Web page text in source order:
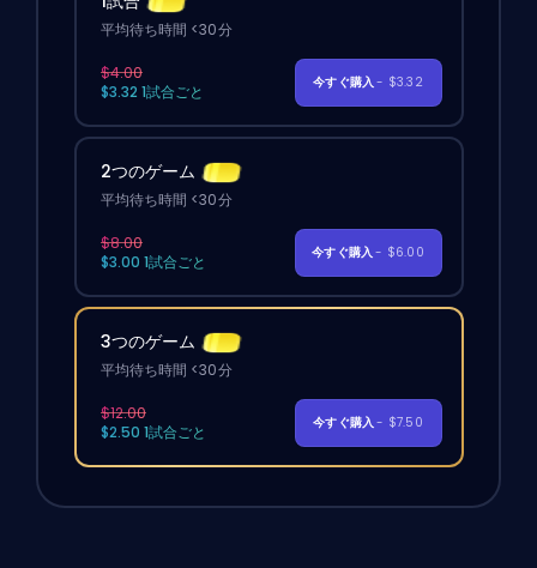
平均待ち時間 <30分
$4.00
$3.32 1試合ごと
今すぐ購入- $3.32
2つのゲーム
平均待ち時間 <30分
$8.00
$3.00 1試合ごと
今すぐ購入- $6.00
3つのゲーム
平均待ち時間 <30分
$12.00
$2.50 1試合ごと
今すぐ購入- $7.50